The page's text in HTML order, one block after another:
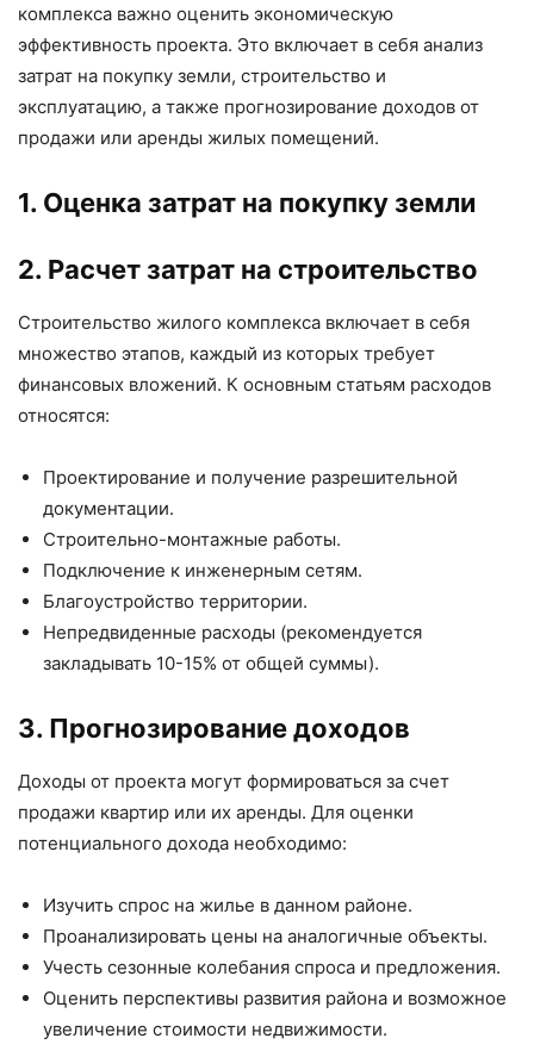
комплекса важно оценить экономическую
эффективность проекта. Это включает в себя анализ
затрат на покупку земли, строительство и
эксплуатацию, а также прогнозирование доходов от
продажи или аренды жилых помещений.
1. Оценка затрат на покупку земли
2. Расчет затрат на строительство
Строительство жилого комплекса включает в себя
множество этапов, каждый из которых требует
финансовых вложений. К основным статьям расходов
относятся:
Проектирование и получение разрешительной
документации.
Строительно-монтажные работы.
Подключение к инженерным сетям.
Благоустройство территории.
Непредвиденные расходы (рекомендуется
закладывать 10-15% от общей суммы).
3. Прогнозирование доходов
Доходы от проекта могут формироваться за счет
продажи квартир или их аренды. Для оценки
потенциального дохода необходимо:
Изучить спрос на жилье в данном районе.
Проанализировать цены на аналогичные объекты.
Учесть сезонные колебания спроса и предложения.
Оценить перспективы развития района и возможное
увеличение стоимости недвижимости.